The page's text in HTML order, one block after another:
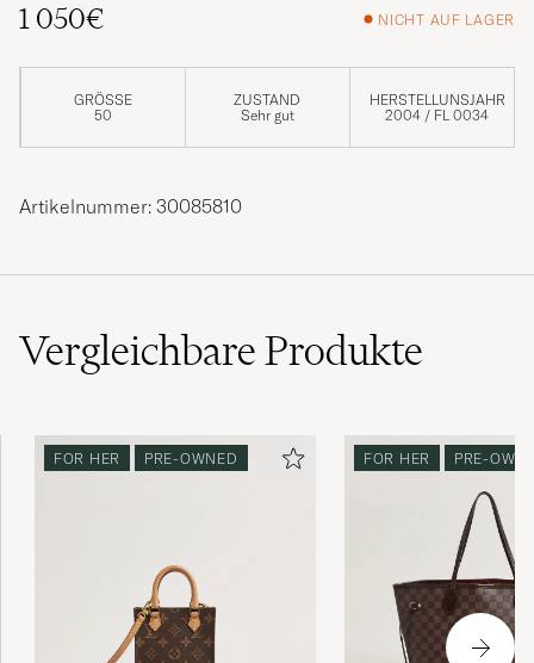
1 050€
NICHT AUF LAGER
GRÖSSE
50
ZUSTAND
Sehr gut
HERSTELLUNSJAHR
2004 / FL 0034
Artikelnummer: 30085810
VergleichbareProdukte
FOR HER PRE-OWNED FOR HER PRE-